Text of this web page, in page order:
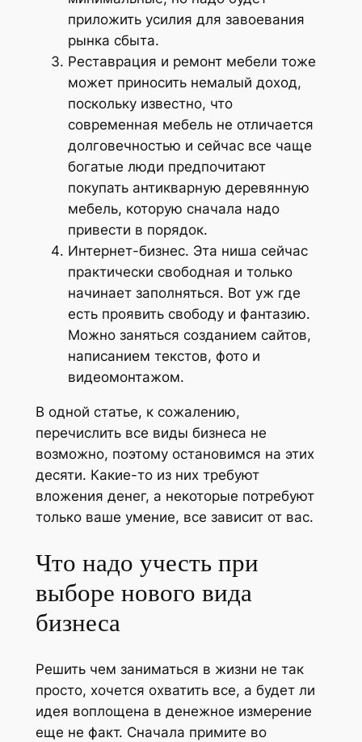
приложить усилия для завоевания
рынка сбыта.
Реставрация и ремонт мебели тоже
может приносить немалый доход,
поскольку известно, что
современная мебель не отличается
долговечностью и сейчас все чаще
богатые люди предпочитают
покупать антикварную деревянную
мебель, которую сначала надо
привести в порядок.
Интернет-бизнес. Эта ниша сейчас
практически свободная и только
начинает заполняться. Вот уж где
есть проявить свободу и фантазию.
Можно заняться созданием сайтов,
написанием текстов, фото и
видеомонтажом.
В одной статье, к сожалению,
перечислить все виды бизнеса не
возможно, поэтому остановимся на этих
десяти. Какие-то из них требуют
вложения денег, а некоторые потребуют
только ваше умение, все зависит от вас.
Что надо учесть при
выборе нового вида
бизнеса
Решить чем заниматься в жизни не так
просто, хочется охватить все, а будет ли
идея воплощена в денежное измерение
еще не факт. Сначала примите во